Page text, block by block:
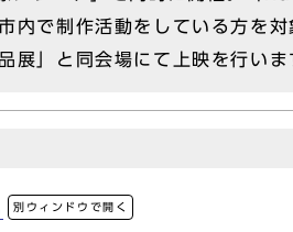
内で制作活動をしている方を
展」と同会場にて上映を行いま
別ウィンドウで開く